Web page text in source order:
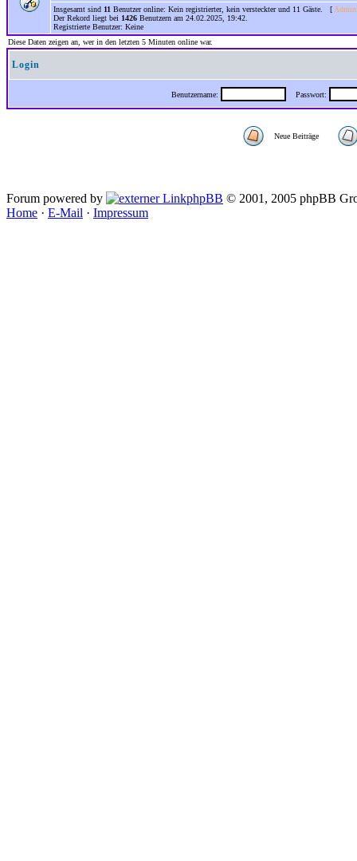
Insgesamt sind 11 Benutzer online: Kein registrierter, kein versteckter und 11 Gäste. [
Der Rekord liegt bei 1426 Benutzern am 24.02.2025, 19:42.
Registrierte Benutzer: Keine
Diese Daten zeigen an, wer in den letzten 5 Minuten online war.
Login
Benutzername: Passwort:
Neue Beiträge
Forum powered by phpBB © 2001, 2005 phpBB
Home · E-Mail · Impressum